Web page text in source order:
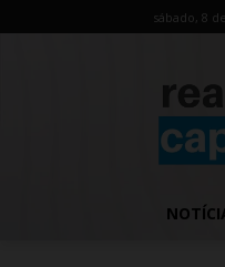
sábado, 8